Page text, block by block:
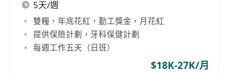
達集團自創立之初便積極拓展國際市場，其產品主
要銷往歐美國家，深受消費者喜愛。隨著時間的推
移，集團不斷創新並提升產品質量，建立了穩固的
客戶關係，成為行業中的佼佼者。此外，公司於
1984年成功在香港交易所主板上市，進一步提升了
5天/週
雙糧，年底花紅，勤工獎金，月花紅
提供保險計劃，牙科保健計劃
每週工作五天（日班）
$18K-27K/月